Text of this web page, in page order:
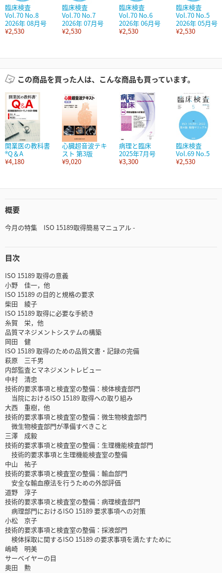
臨床検査
Vol.70 No.8
2026年 08月号
¥2,530
臨床検査
Vol.70 No.7
2026年 07月号
¥2,530
臨床検査
Vol.70 No.6
2026年 06月号
¥2,530
臨床検査
Vol.70 No.5
2026年 05月号
¥2,530
この商品を買った人は、こんな商品も買っています。
開業医の教科書
®Q＆A
¥4,180
心臓超音波テキ
スト 第3版
¥9,020
病理と臨床
2025年7月号
¥3,300
臨床検査
Vol.69 No.5
¥2,530
概要
今月の特集 ISO 15189取得簡易マニュアル -
目次
ISO 15189 取得の意義
小野 佳一，他
ISO 15189 の目的と規格の要求
柴田 綾子
ISO 15189 取得に必要な手続き
糸賀 栄，他
品質マネジメントシステムの構築
岡田 健
ISO 15189 取得のための品質文書・記録の完備
萩原 三千男
内部監査とマネジメントレビュー
中村 清忠
技術的要求事項と検査室の整備：検体検査部門
当院におけるISO 15189 取得への取り組み
大西 重樹，他
技術的要求事項と検査室の整備：微生物検査部門
微生物検査部門が準備すべきこと
三澤 成毅
技術的要求事項と検査室の整備：生理機能検査部門
技術的要求事項と生理機能検査室の整備
中山 祐子
技術的要求事項と検査室の整備：輸血部門
安全な輸血療法を行うための外部評価
道野 淳子
技術的要求事項と検査室の整備：病理検査部門
病理部門におけるISO 15189 要求事項への対策
小松 京子
技術的要求事項と検査室の整備：採液部門
検体採取に関するISO 15189 の要求事項を満たすために
嶋崎 明美
サーベイヤーの目
奥田 勲